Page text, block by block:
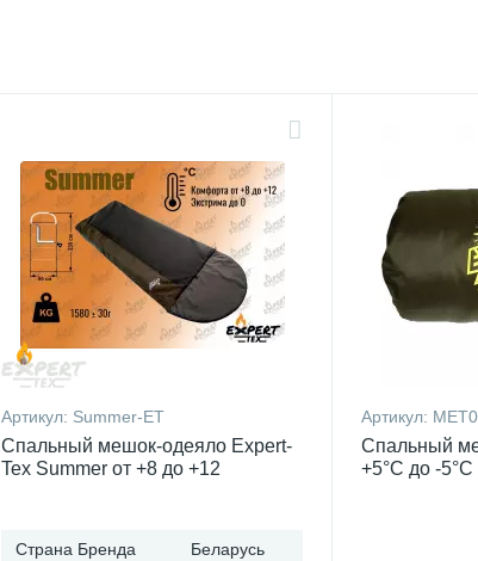
Артикул: Summer-ET
Спальный мешок-одеяло Expert-
Tex Summer от +8 до +12
Страна Бренда
Беларусь
Артикул:
Спальный
+5°С до -